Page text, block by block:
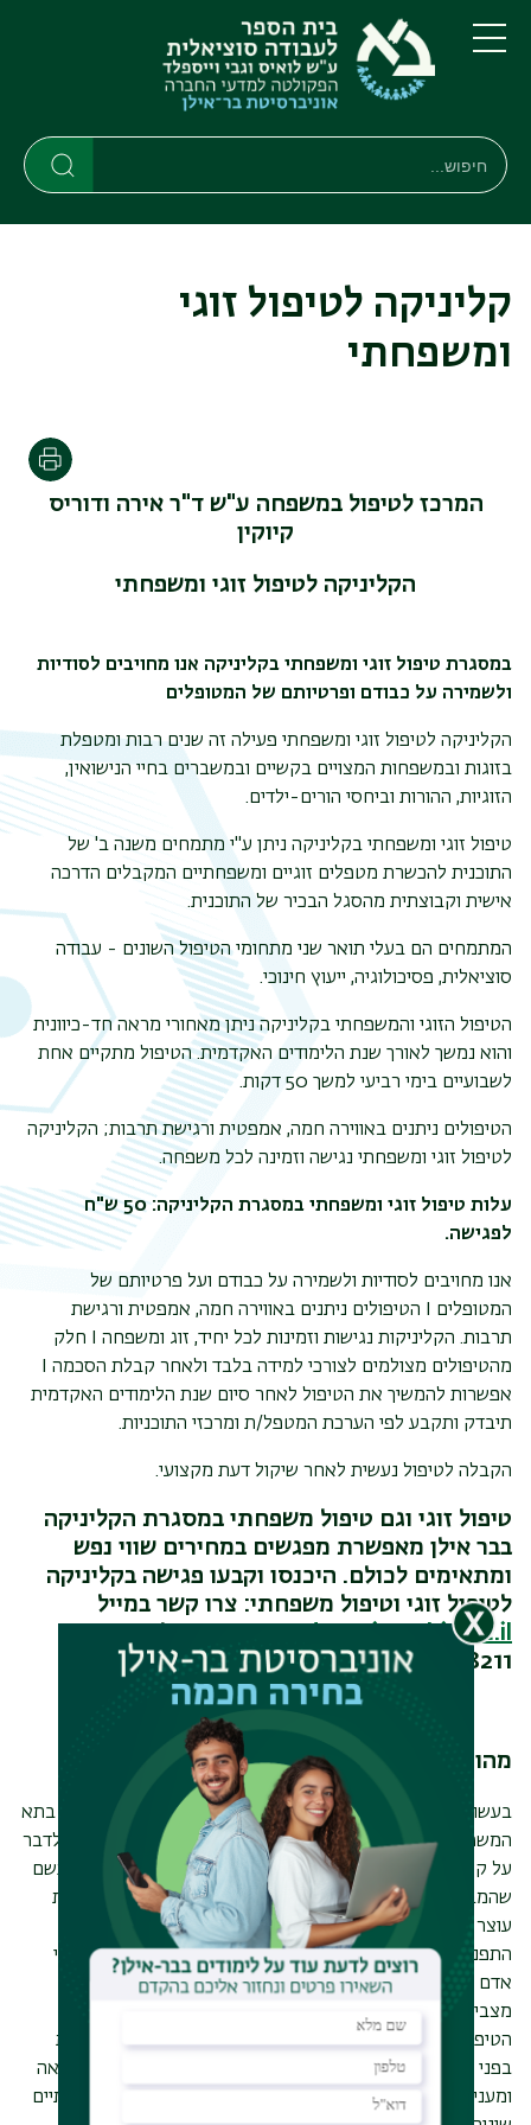
דילוג
לתוכן
העיקרי
דילוג
לתפריט
ניווט
ראשי
תפריט
חיפוש
Search
קליניקה לטיפול זוגי
ומשפחתי
המרכז לטיפול במשפחה ע"ש ד"ר אירה ודוריס
קיוקין
הקליניקה לטיפול זוגי ומשפחתי
במסגרת טיפול זוגי ומשפחתי בקליניקה אנו מחויבים לסודיות
ולשמירה על כבודם ופרטיותם של המטופלים
הקליניקה לטיפול זוגי ומשפחתי פעילה זה שנים רבות ומטפלת
בזוגות ובמשפחות המצויים בקשיים ובמשברים בחיי הנישואין,
הזוגיות, ההורות וביחסי הורים-ילדים.
טיפול זוגי ומשפחתי בקליניקה ניתן ע"י מתמחים משנה ב' של
התוכנית להכשרת מטפלים זוגיים ומשפחתיים המקבלים הדרכה
אישית וקבוצתית מהסגל הבכיר של התוכנית.
המתמחים הם בעלי תואר שני מתחומי הטיפול השונים - עבודה
סוציאלית, פסיכולוגיה, ייעוץ חינוכי.
הטיפול הזוגי והמשפחתי בקליניקה ניתן מאחורי מראה חד-כיוונית
והוא נמשך לאורך שנת הלימודים האקדמית. הטיפול מתקיים אחת
לשבועיים בימי רביעי למשך 50 דקות.
הטיפולים ניתנים באווירה חמה, אמפטית ורגישת תרבות; הקליניקה
לטיפול זוגי ומשפחתי נגישה וזמינה לכל משפחה.
עלות טיפול זוגי ומשפחתי במסגרת הקליניקה: 50 ש"ח
לפגישה.
אנו מחויבים לסודיות ולשמירה על כבודם ועל פרטיותם של
המטופלים I הטיפולים ניתנים באווירה חמה, אמפטית ורגישת
תרבות. הקליניקות נגישות וזמינות לכל יחיד, זוג ומשפחה I חלק
אפשרות להמשיך את הטיפול לאחר סיום שנת הלימודים האקדמית
תיבדק ותקבע לפי הערכת המטפל/ת ומרכזי התוכניות.
הקבלה לטיפול נעשית לאחר שיקול דעת מקצועי.
טיפול זוגי וגם טיפול משפחתי במסגרת הקליניקה
בבר אילן מאפשרת מפגשים במחירים שווי נפש
ומתאימים לכולם. היכנסו וקבעו פגישה בקליניקה
לטיפול זוגי וטיפול משפחתי: צרו קשר במייל
cont.education@biu.ac.il
5318211
מהו טיפול זוגי או טיפול משפחתי?
בעשורים האחרונים חלה תפנית משמעותית בכל הנוגע לטיפול בתא
המשפחתי הקרוב. אם עד לפני שלושה עשורים לא היה מקובל לדבר
על קשיים בבית ובמעטפת הזוגית, הרי שכיום רבים מבינים כי כשם
שהמבנה המשפחתי יכול להיות עוטף ומעצים הוא יכול גם להיות
עוצר ולא נעים.
התפנית חלה בעיקר מתוך הבנה כי התא המשפחתי מורכב מבני
אדם אינדיבידואליים ולכל אדם האופי שלו והיכולת שלו להכיל
מצבים שונים בחיים.
הטיפול הזוגי והמשפחתי רואה בכל יחידה בתא המשפחתי ישות
בפני עצמה לצד חלק בלתי נפרד מהדינמיקה המשפחתית המלאה
ומעניק את הכלים להתמודד עם מצבים אישיים, זוגיים ומשפחתיים